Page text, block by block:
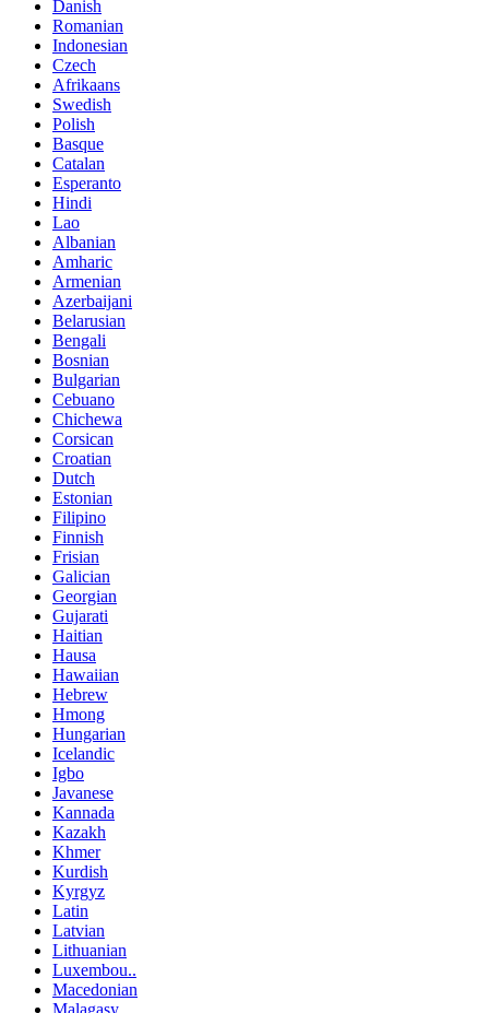
Danish
Romanian
Indonesian
Czech
Afrikaans
Swedish
Polish
Basque
Catalan
Esperanto
Hindi
Lao
Albanian
Amharic
Armenian
Azerbaijani
Belarusian
Bengali
Bosnian
Bulgarian
Cebuano
Chichewa
Corsican
Croatian
Dutch
Estonian
Filipino
Finnish
Frisian
Galician
Georgian
Gujarati
Haitian
Hausa
Hawaiian
Hebrew
Hmong
Hungarian
Icelandic
Igbo
Javanese
Kannada
Kazakh
Khmer
Kurdish
Kyrgyz
Latin
Latvian
Lithuanian
Luxembou..
Macedonian
Malagasy